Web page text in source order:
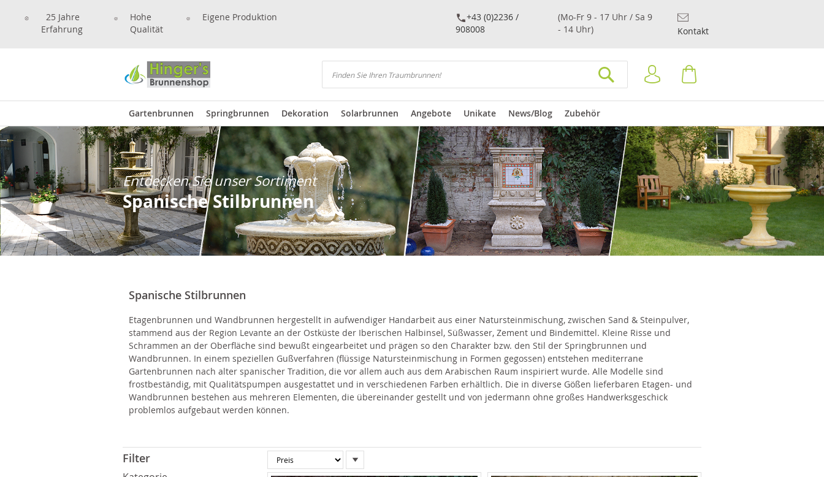
25 Jahre
Erfahrung
Hohe
Qualität
Eigene Produktion
+43 (0)2236 /
908008
(Mo-Fr 9 - 17 Uhr / Sa 9
- 14 Uhr)
Kontakt
Suchen
Anmelden
Gartenbrunnen Springbrunnen Dekoration Solarbrunnen Angebote Unikate News/Blog Zubehör
Entdecken Sie unser Sortiment
Spanische Stilbrunnen
Spanische Stilbrunnen
Etagenbrunnen und Wandbrunnen hergestellt in aufwendiger Handarbeit aus einer Natursteinmischung, zwischen Sand & Steinpulver,
stammend aus der Region Levante an der Ostküste der Iberischen Halbinsel, Süßwasser, Zement und Bindemittel. Kleine Risse und
Schrammen an der Oberfläche sind bewußt eingearbeitet und prägen so den Charakter bzw. den Stil der Springbrunnen und
Wandbrunnen. In einem speziellen Gußverfahren (flüssige Natursteinmischung in Formen gegossen) entstehen mediterrane
Gartenbrunnen nach alter spanischer Tradition, die vor allem auch aus dem Arabischen Raum inspiriert wurde. Alle Modelle sind
frostbeständig, mit Qualitätspumpen ausgestattet und in verschiedenen Farben erhältlich. Die in diverse Gößen lieferbaren Etagen- und
Wandbrunnen bestehen aus mehreren Elementen, die übereinander gestellt und von jedermann ohne großes Handwerksgeschick
problemlos aufgebaut werden können.
absteigender
Filter